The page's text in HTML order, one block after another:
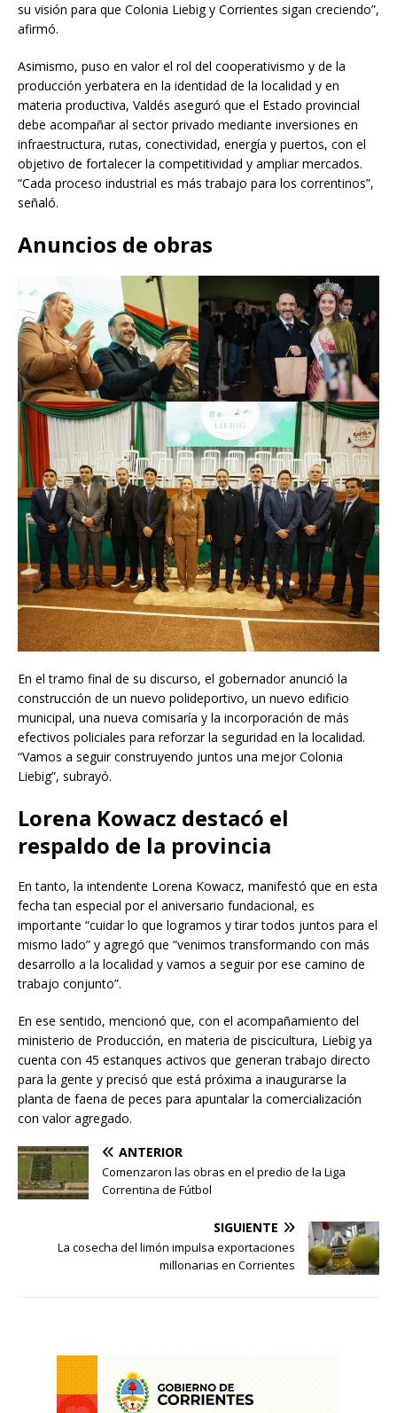
su visión para que Colonia Liebig y Corrientes sigan creciendo”,
afirmó.
Asimismo, puso en valor el rol del cooperativismo y de la
producción yerbatera en la identidad de la localidad y en
materia productiva, Valdés aseguró que el Estado provincial
debe acompañar al sector privado mediante inversiones en
infraestructura, rutas, conectividad, energía y puertos, con el
objetivo de fortalecer la competitividad y ampliar mercados.
“Cada proceso industrial es más trabajo para los correntinos”,
señaló.
Anuncios de obras
En el tramo final de su discurso, el gobernador anunció la
construcción de un nuevo polideportivo, un nuevo edificio
municipal, una nueva comisaría y la incorporación de más
efectivos policiales para reforzar la seguridad en la localidad.
“Vamos a seguir construyendo juntos una mejor Colonia
Liebig”, subrayó.
Lorena Kowacz destacó el
respaldo de la provincia
En tanto, la intendente Lorena Kowacz, manifestó que en esta
fecha tan especial por el aniversario fundacional, es
importante “cuidar lo que logramos y tirar todos juntos para el
mismo lado” y agregó que “venimos transformando con más
desarrollo a la localidad y vamos a seguir por ese camino de
trabajo conjunto”.
En ese sentido, mencionó que, con el acompañamiento del
ministerio de Producción, en materia de piscicultura, Liebig ya
cuenta con 45 estanques activos que generan trabajo directo
para la gente y precisó que está próxima a inaugurarse la
planta de faena de peces para apuntalar la comercialización
con valor agregado.
ANTERIOR
Comenzaron las obras en el predio de la Liga
Correntina de Fútbol
SIGUIENTE
La cosecha del limón impulsa exportaciones
millonarias en Corrientes